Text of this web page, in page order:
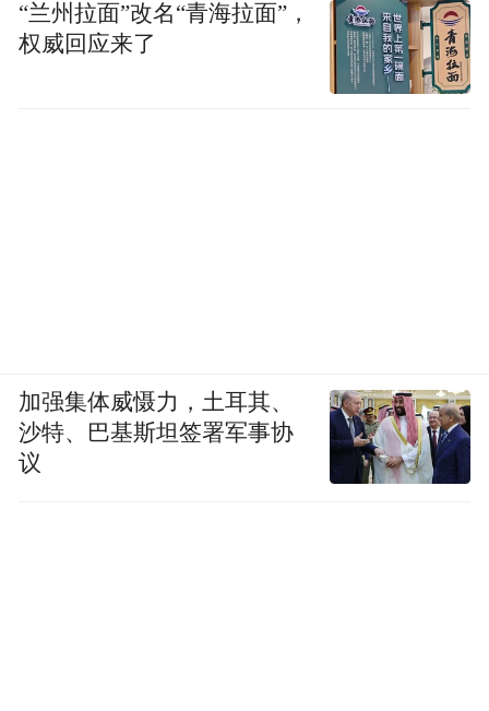
“兰州拉面”改名“青海拉面”，
权威回应来了
加强集体威慑力，土耳其、
沙特、巴基斯坦签署军事协
议